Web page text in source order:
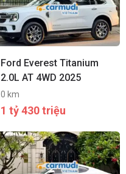
Ford Everest Titanium
2.0L AT 4WD 2025
0 km
1 tỷ 430 triệu